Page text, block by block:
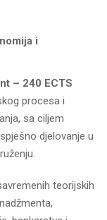
i
– 240 ECTS
procesa i
sa ciljem
djelovanje u
teorijskih